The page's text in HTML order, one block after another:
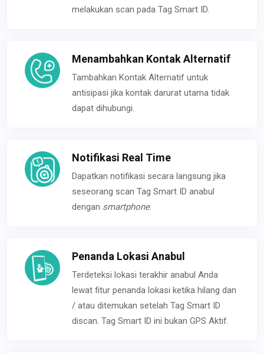
melakukan scan pada Tag Smart ID.
Menambahkan Kontak Alternatif
Tambahkan Kontak Alternatif untuk
antisipasi jika kontak darurat utama tidak
dapat dihubungi.
Notifikasi Real Time
Dapatkan notifikasi secara langsung jika
seseorang scan Tag Smart ID anabul
dengan smartphone.
Penanda Lokasi Anabul
Terdeteksi lokasi terakhir anabul Anda
lewat fitur penanda lokasi ketika hilang dan
/ atau ditemukan setelah Tag Smart ID
discan. Tag Smart ID ini bukan GPS Aktif.